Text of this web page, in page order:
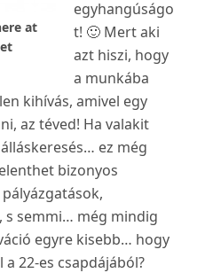
at
egyhangúságo
t! 🙂 Mert aki
azt hiszi, hogy
a munkába
kihívás, amivel egy
az téved! Ha valakit
ez még
bizonyos
s semmi… még mindig
egyre kisebb… hogy
22-es csapdájából?